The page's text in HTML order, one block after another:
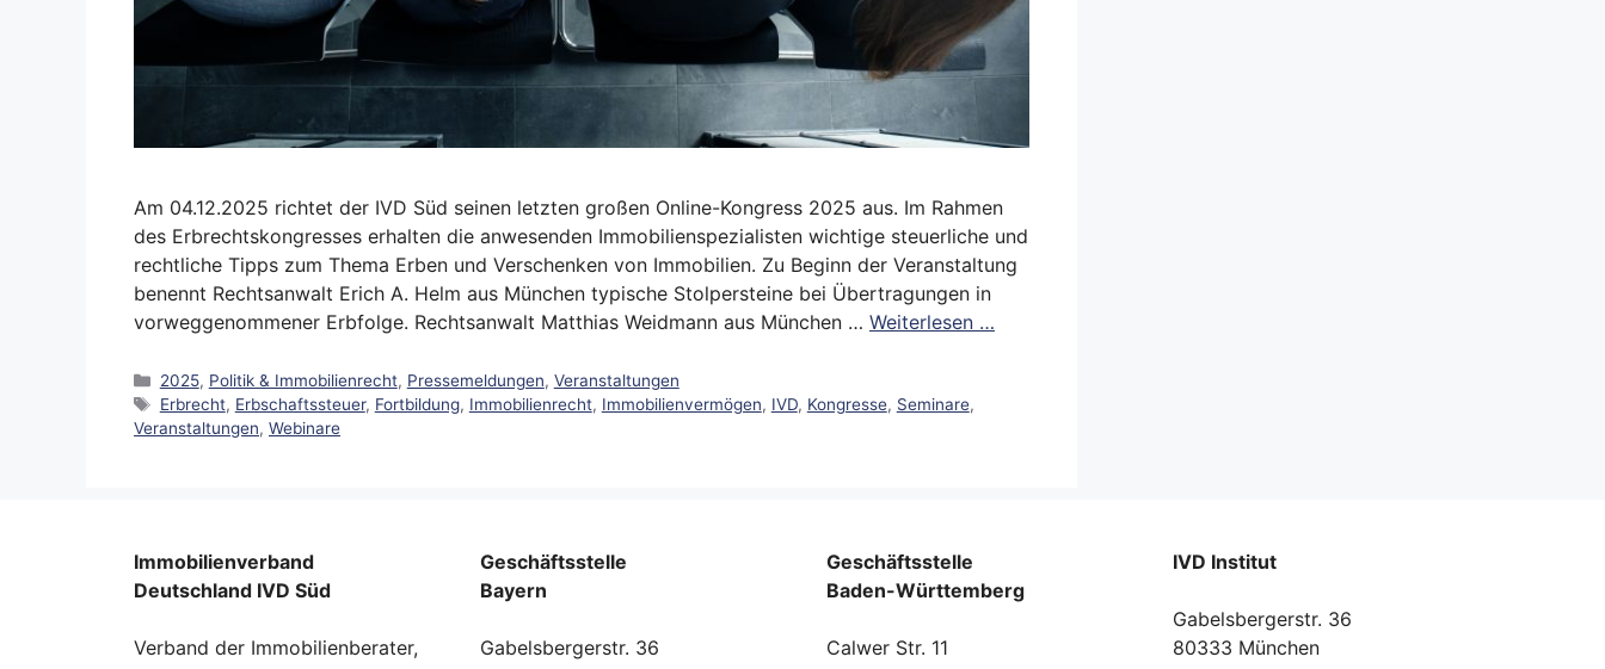
Am 04.12.2025 richtet der IVD Süd seinen letzten großen Online-Kongress 2025 aus. Im Rahmen
des Erbrechtskongresses erhalten die anwesenden Immobilienspezialisten wichtige steuerliche und
rechtliche Tipps zum Thema Erben und Verschenken von Immobilien. Zu Beginn der Veranstaltung
benennt Rechtsanwalt Erich A. Helm aus München typische Stolpersteine bei Übertragungen in
vorweggenommener Erbfolge. Rechtsanwalt Matthias Weidmann aus München … Weiterlesen …
Kategorien
2025, Politik & Immobilienrecht, Pressemeldungen, Veranstaltungen
Schlagwörter
Erbrecht, Erbschaftssteuer, Fortbildung, Immobilienrecht, Immobilienvermögen, IVD, Kongresse, Seminare,
Veranstaltungen, Webinare
Immobilienverband
Deutschland IVD Süd
Verband der Immobilienberater,
Geschäftsstelle
Bayern
Gabelsbergerstr. 36
Geschäftsstelle
Baden-Württemberg
Calwer Str. 11
IVD Institut
Gabelsbergerstr. 36
80333 München